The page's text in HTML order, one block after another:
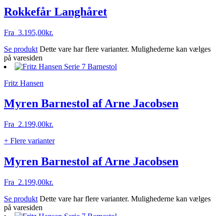
Rokkefår Langhåret
Fra 3.195,00kr.
Se produkt Dette vare har flere varianter. Mulighederne kan vælges
på varesiden
Fritz Hansen
Myren Barnestol af Arne Jacobsen
Fra 2.199,00kr.
+ Flere varianter
Myren Barnestol af Arne Jacobsen
Fra 2.199,00kr.
Se produkt Dette vare har flere varianter. Mulighederne kan vælges
på varesiden